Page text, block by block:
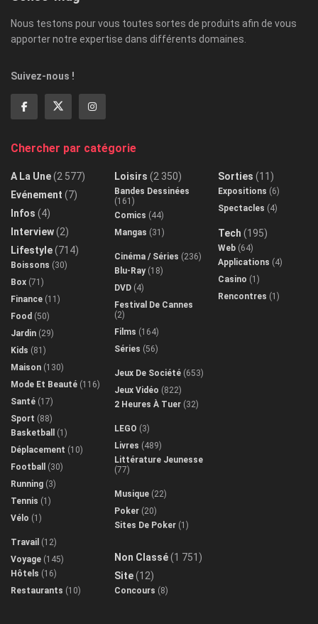
Nous testons pour vous toutes sortes de produits afin de vous
apporter notre expertise dans différents domaines.
Suivez-nous !
Chercher par catégorie
A La Une(2 577)
Evénement (7)
Infos (4)
Interview(2)
Lifestyle(714)
Boissons (30)
Box (71)
Finance (11)
Food (50)
Jardin (29)
Kids (81)
Maison (130)
Mode Et Beauté (116)
Santé (17)
Sport (88)
Basketball
(1)
Déplacement (10)
Football
(30)
Running (3)
Tennis (1)
Vélo (1)
Travail (12)
Voyage (145)
Hôtels (16)
Restaurants (10)
Loisirs (2 350)
Bandes Dessinées
(161)
Comics (44)
Mangas (31)
Cinéma / Séries (236)
Blu-Ray(18)
DVD (4)
Festival De Cannes
(2)
Films (164)
Séries (56)
Jeux De Société (653)
Jeux Vidéo (822)
2 Heures À Tuer (32)
LEGO (3)
Livres (489)
Littérature Jeunesse
(77)
Musique (22)
Poker (20)
Sites De Poker (1)
Non Classé(1 751)
Site(12)
Concours (8)
Sorties (11)
Expositions (6)
Spectacles (4)
Tech (195)
Web (64)
Applications (4)
Casino (1)
Rencontres (1)